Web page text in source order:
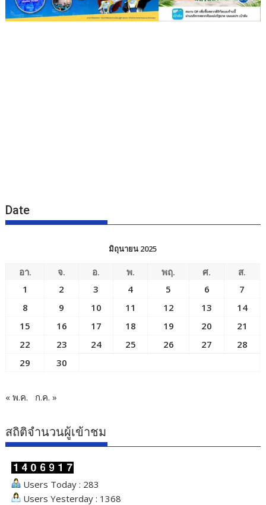
Date
มิถุนายน 2025
อา. จ. อ. พ. พฤ. ศ.
ส.
1
2 3 4 5 6
7
8
9 10 11 12 13
14
15
16 17 18 19 20
21
22
23 24 25 26 27
28
29
30
« พ.ค. ก.ค. »
สถิติจำนวนผู้เข้าชม
Users Today : 283
Users Yesterday : 1368